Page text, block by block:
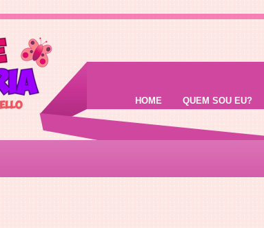
HOME QUEM SOU EU?